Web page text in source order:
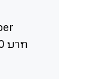
บาท